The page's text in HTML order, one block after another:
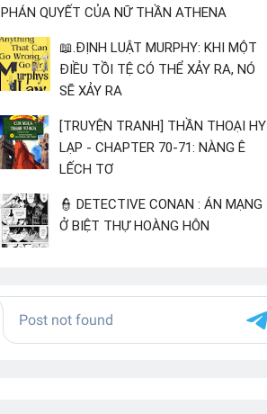
PHÁN QUYẾT CỦA NỮ THẦN ATHENA
📖.ĐỊNH LUẬT MURPHY: KHI MỘT
ĐIỀU TỒI TỆ CÓ THỂ XẢY RA, NÓ
SẼ XẢY RA
[TRUYỆN TRANH] THẦN THOẠI HY
LẠP - CHAPTER 70-71: NÀNG Ê
LẾCH TƠ
👮 DETECTIVE CONAN : ÁN MẠNG
Ở BIỆT THỰ HOÀNG HÔN